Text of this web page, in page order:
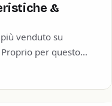
&
venduto su
per questo